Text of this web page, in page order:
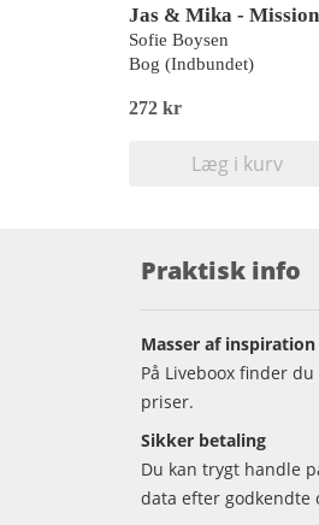
Sofie Boysen
Bog (Indbundet)
272 kr
Læg i kurv
Praktisk info
Masser af
På Liveboox finder
priser.
Sikker betaling
Du kan trygt handle
data efter